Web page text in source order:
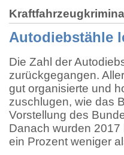
Autodiebstähle
Die Zahl der
zurückgegangen.
gut organisierte und
zuschlugen, wie das
Vorstellung des
Danach wurden
ein Prozent weniger